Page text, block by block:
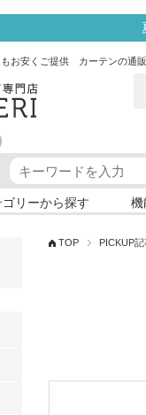
お安くご提供 カーテンの通
ゴリーから探す 機
TOP PICKUP